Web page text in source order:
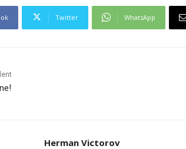
Twitter WhatsApp
Herman Victorov